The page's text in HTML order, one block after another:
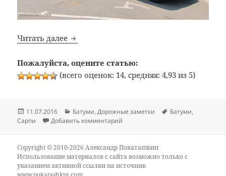
Читать далее Батуми. День 3. Сарпи
Пожалуйста, оцените статью:
(всего оценок: 14, средняя: 4,93 из 5)
Опубликовано
11.07.2016 Рубрики
Батуми,Дорожные заметки Метки
Батуми,
Сарпи
Добавить комментарий
Copyright © 2010-2026 Александр Покаташкин
Использование материалов с сайта возможно только с
указанием активной ссылки на источник